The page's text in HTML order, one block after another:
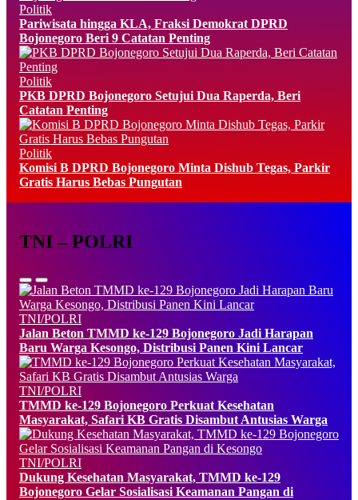
Politik
Pariwisata hingga KLA, Fraksi Demokrat DPRD
Bojonegoro Beri 9 Catatan Penting
Politik
PKB DPRD Bojonegoro Setujui Dua Raperda, Beri
Catatan Penting
Politik
Komisi B DPRD Bojonegoro Minta Dishub Tegas, Parkir
Gratis Harus Bebas Pungutan
TNI – POLRI
TNI/POLRI
Jalan Beton TMMD ke-129 Bojonegoro Jadi Harapan
Baru Warga Kesongo, Distribusi Panen Kini Lancar
TNI/POLRI
TMMD ke-129 Bojonegoro Perkuat Kesehatan
Masyarakat, Safari KB Gratis Disambut Antusias Warga
TNI/POLRI
Dukung Kesehatan Masyarakat, TMMD ke-129
Bojonegoro Gelar Sosialisasi Keamanan Pangan di